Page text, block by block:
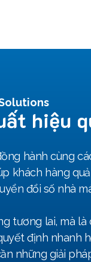
hiệu
hành cùng
khách hàng
đổi số nhà
tương lai, mà
định nhanh
những giải